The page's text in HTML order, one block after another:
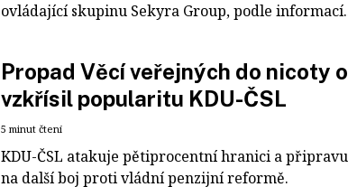
ovládající skupinu Sekyra Group, podle
Propad Věcí veřejných do nicoty
vzkřísil popularitu KDU-ČSL
5 minut čtení
KDU-ČSL atakuje pětiprocentní hranici a
na další boj proti vládní penzijní reformě.